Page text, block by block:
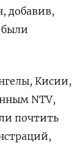
добавив,
были
Кисии,
NTV,
почтить